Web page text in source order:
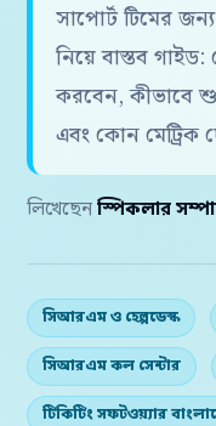
সাপোর্ট টিমের
নিয়ে বাস্তব
করবেন, কীভাবে
এবং কোন মেট্রিক
লিখেছেন স্পিকলার
সিআরএম ও হেল্পডেস্ক
সিআরএম কল সেন্টার
টিকিটিং সফটওয়্যার